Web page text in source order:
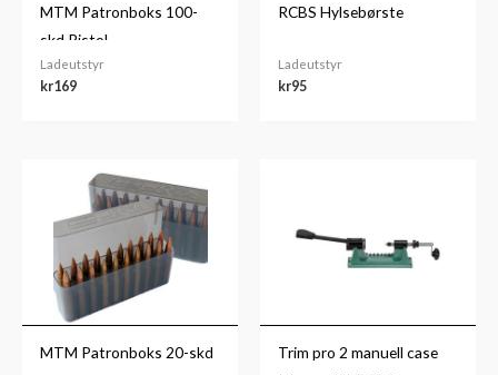
MTM Patronboks 100-
skd Pistol
Ladeutstyr
kr169
RCBS Hylsebørste
Ladeutstyr
kr95
MTM Patronboks 20-skd
Trim pro 2 manuell case